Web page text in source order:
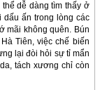
dễ dàng tìm thấy ở
dấu ấn trong lòng các
mãi không quên. Bún
Tiên, việc chế biến
lại đòi hỏi sự tỉ mẩn
tách xương chỉ còn